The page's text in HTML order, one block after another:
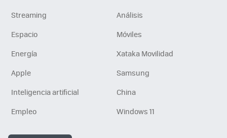
Streaming
Análisis
Espacio
Móviles
Energía
Xataka Movilidad
Apple
Samsung
Inteligencia artificial
China
Empleo
Windows 11